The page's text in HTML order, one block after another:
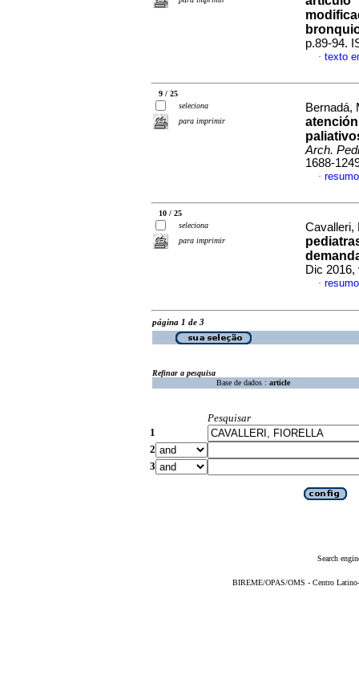
p.89-94.
· texto
9 / 25
seleciona
para imprimir
Bernadá,
Arch.
1688-
·
10 / 25
seleciona
para imprimir
Cavalleri,
Dic 2016,
·
página 1 de 3
Refinar a pesquisa
Base de dados : article
Pesquisar
1
2
3
Search
BIREME/OPAS/OMS - Centro Latino-